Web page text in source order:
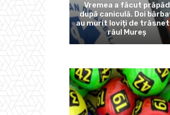
Vremea a făcut prăpăd
după caniculă. Doi
au murit loviți de
râul Mureș